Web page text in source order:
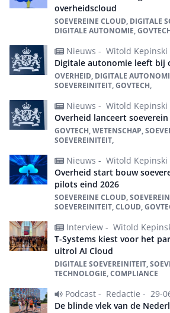
overheidscloud
SOEVEREINE CLOUD, DIGITALE
DIGITALE AUTONOMIE,
Nieuws - Witold Kepinski
Digitale autonomie leeft bij
OVERHEID, DIGITALE
SOEVEREINITEIT, GOVTECH,
Nieuws - Witold Kepinski
Overheid lanceert
GOVTECH, WETENSCHAP,
SOEVEREINITEIT,
Nieuws - Witold Kepinski
Overheid start bouw
pilots eind 2026
SOEVEREINE CLOUD,
SOEVEREINITEIT, CLOUD,
Interview - Witold
T-Systems kiest voor het
uitrol AI Cloud
DIGITALE SOEVEREINITEIT,
TECHNOLOGIE, COMPLIANCE
Podcast - Redactie - 29-
De blinde vlek van de